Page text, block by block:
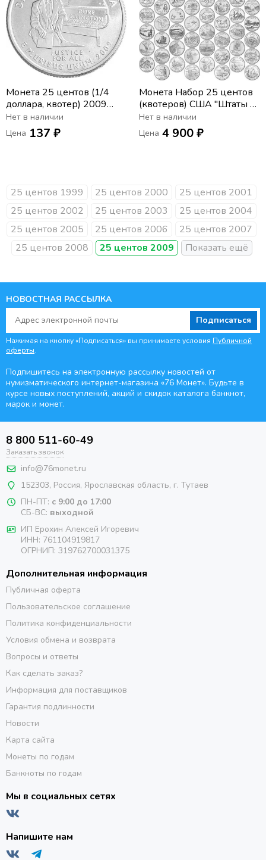
Монета 25 центов (1/4
доллара, квотер) 2009
США «Округ Колумбия»
(D)
Нет в наличии
Цена 137 ₽
Монета Набор 25 центов
(квотеров) США "Штаты и
территории" 1999-2009
двор D (56 монет)
Нет в наличии
Цена 4 900 ₽
25 центов 1999 25 центов 2000
25 центов 2001
25 центов 2002
25 центов 2003
25 центов 2004
25 центов 2005
25 центов 2006
25 центов 2007
25 центов 2008
25 центов 2009
НОВОСТНАЯ РАССЫЛКА
Подписаться
Нажимая на кнопку «Подписаться» вы принимаете условия Публичной
оферты.
Подпишитесь на электронную рассылку новостей от
нумизматического интернет-магазина «76 Монет». Будьте в
курсе новых поступлений, акций и скидок каталога банкнот,
марок и монет.
8 800 511-60-49
Заказать звонок
info@76monet.ru
152303, Россия, Ярославская область, г. Тутаев
ПН-ПТ: с 9:00 до 17:00
СБ-ВС: выходной
ИП Ерохин Алексей Игоревич
ИНН: 761104919817
ОГРНИП: 319762700031375
Дополнительная информация
Публичная оферта
Пользовательское соглашение
Политика конфиденциальности
Условия обмена и возврата
Вопросы и ответы
Как сделать заказ?
Информация для поставщиков
Гарантия подлинности
Новости
Карта сайта
Монеты по годам
Банкноты по годам
Мы в социальных сетях
Напишите нам